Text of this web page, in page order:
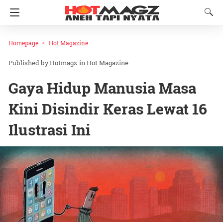
Homepage Hot Magazine
Hotmagz inHot Magazine
Gaya Hidup Manusia Masa
Kini Disindir Keras Lewat 16
Ilustrasi Ini